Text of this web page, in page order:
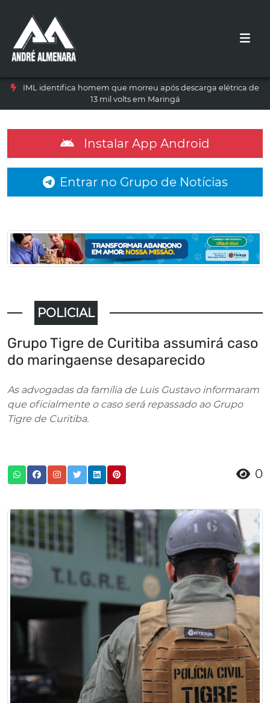
IML identifica homem que morreu após descarga elétrica de
13 mil volts em Maringá
Instalar App Android
Entrar no Grupo de Notícias
POLICIAL
Grupo Tigre de Curitiba assumirá caso
do maringaense desaparecido
As advogadas da família de Luis Gustavo informaram
que oficialmente o caso será repassado ao Grupo
Tigre de Curitiba.
0